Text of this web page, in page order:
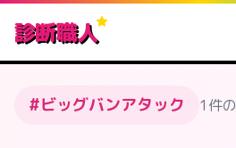
診断職人
#ビッグバンアタック 1件